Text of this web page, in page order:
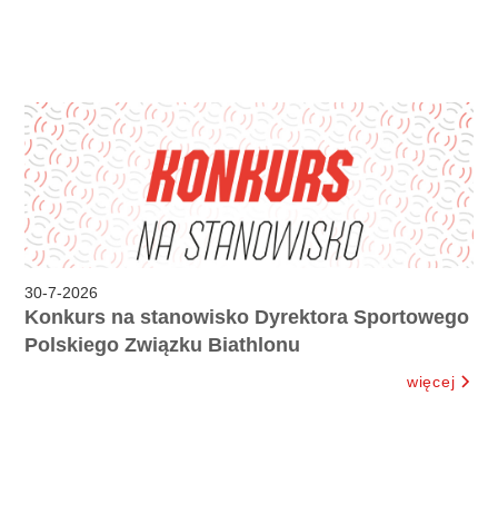
30-7-2026
Konkurs na stanowisko Dyrektora Sportowego
Polskiego Związku Biathlonu
więcej